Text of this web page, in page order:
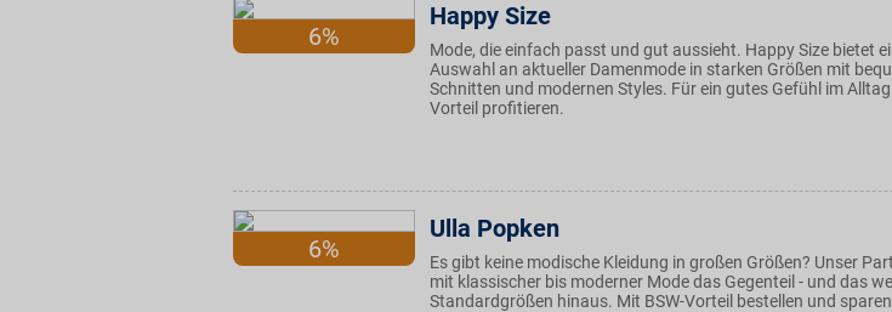
6%
Happy Size
Mode, die einfach passt und gut aussieht. Happy Size bietet
Auswahl an aktueller Damenmode in starken Größen mit
Schnitten und modernen Styles. Für ein gutes Gefühl im
Vorteil profitieren.
6%
Ulla Popken
Es gibt keine modische Kleidung in großen Größen? Unser
mit klassischer bis moderner Mode das Gegenteil - und das
Standardgrößen hinaus. Mit BSW-Vorteil bestellen und